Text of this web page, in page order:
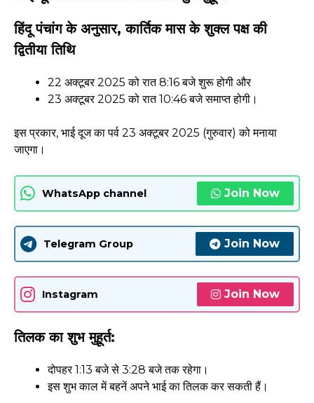
हिंदू पंचांग के अनुसार, कार्तिक मास के शुक्ल पक्ष की
द्वितीया तिथि
22 अक्टूबर 2025 को रात 8:16 बजे शुरू होगी और
23 अक्टूबर 2025 को रात 10:46 बजे समाप्त होगी।
इस प्रकार, भाई दूज का पर्व 23 अक्टूबर 2025 (गुरुवार) को मनाया
जाएगा।
WhatsApp channel Join Now
Telegram Group Join Now
Instagram Join Now
तिलक का शुभ मुहूर्त:
दोपहर 1:13 बजे से 3:28 बजे तक रहेगा।
इस शुभ काल में बहनें अपने भाई का तिलक कर सकती हैं।